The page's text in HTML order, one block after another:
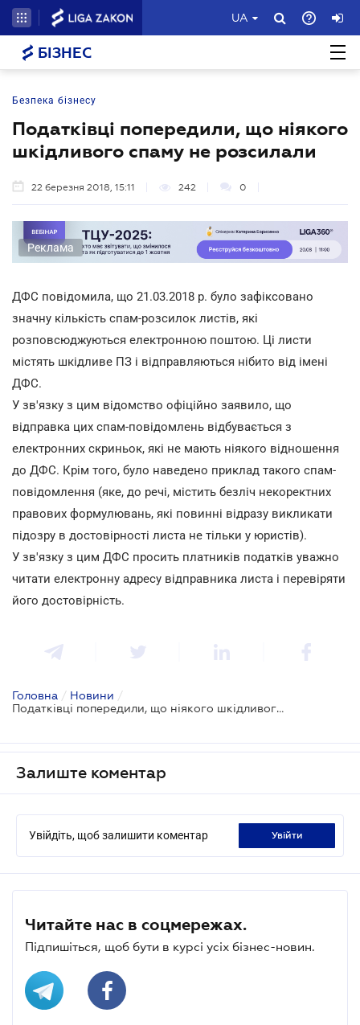
UA
БІЗНЕС
Безпека бізнесу
Податківці попередили, що ніякого
шкідливого спаму не розсилали
22 березня 2018, 15:11 242 0
Реклама
ДФС повідомила, що 21.03.2018 р. було зафіксовано
значну кількість спам-розсилок листів, які
розповсюджуються електронною поштою. Ці листи
містять шкідливе ПЗ і відправляються нібито від імені
ДФС.
У зв'язку з цим відомство офіційно заявило, що
відправка цих спам-повідомлень відбувається з
електронних скриньок, які не мають ніякого відношення
до ДФС. Крім того, було наведено приклад такого спам-
повідомлення (яке, до речі, містить безліч некоректних
правових формулювань, які повинні відразу викликати
підозру в достовірності листа не тільки у юристів).
У зв'язку з цим ДФС просить платників податків уважно
читати електронну адресу відправника листа і перевіряти
його достовірність.
Головна / Новини /
Податківці попередили, що ніякого шкідливого спаму не розсилали
Залиште коментар
Увійдіть, щоб залишити коментар увійти
Читайте нас в соцмережах.
Підпишіться, щоб бути в курсі усіх бізнес-новин.